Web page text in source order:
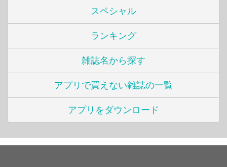
スペシャル
ランキング
雑誌名から探す
アプリで買えない雑誌の一覧
アプリをダウンロード